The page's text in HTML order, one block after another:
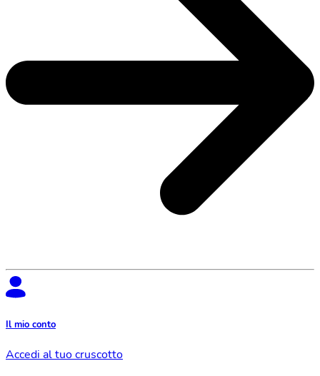
Il mio conto
Accedi al tuo cruscotto